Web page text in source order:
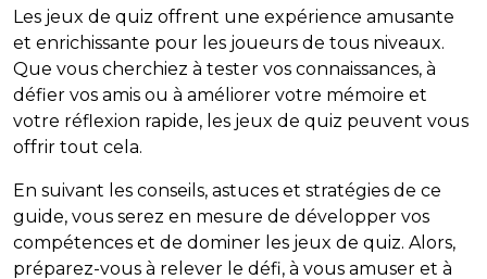
Les jeux de quiz offrent une expérience amusante
et enrichissante pour les joueurs de tous niveaux.
Que vous cherchiez à tester vos connaissances, à
défier vos amis ou à améliorer votre mémoire et
votre réflexion rapide, les jeux de quiz peuvent vous
offrir tout cela.
En suivant les conseils, astuces et stratégies de ce
guide, vous serez en mesure de développer vos
compétences et de dominer les jeux de quiz. Alors,
préparez-vous à relever le défi, à vous amuser et à